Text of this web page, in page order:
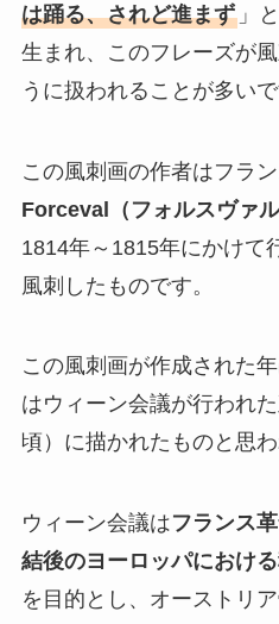
は踊る、されど進まず」
生まれ、このフレーズが
うに扱われることが多いで
この風刺画の作者はフラ
Forceval（フォルスヴァル
1814年～1815年にかけて
風刺したものです。
この風刺画が作成された
はウィーン会議が行われ
頃）に描かれたものと思わ
ウィーン会議はフランス
結後のヨーロッパにおけ
を目的とし、オーストリ